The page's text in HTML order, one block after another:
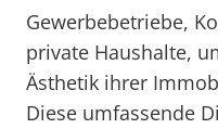
Gewerbebetriebe,
private Haushalte,
Ästhetik ihrer
Diese umfassende